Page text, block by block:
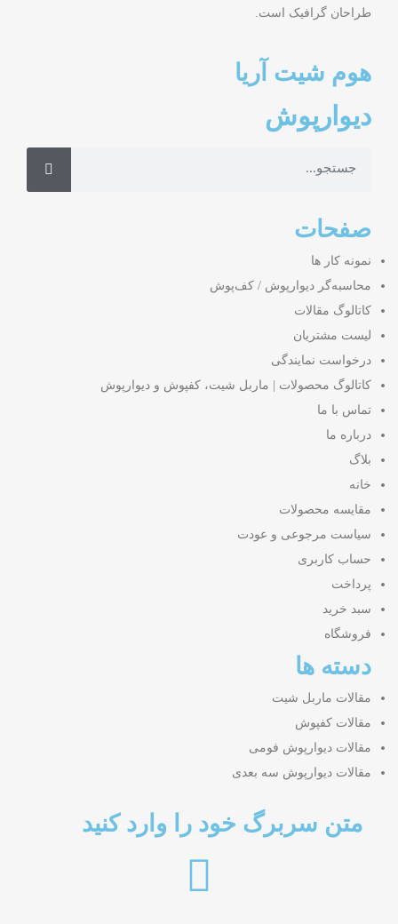
طراحان گرافیک است.
هوم شیت آریا
دیوارپوش
صفحات
نمونه کار ها
محاسبه‌گر دیوارپوش / کف‌پوش
کاتالوگ مقالات
لیست مشتریان
درخواست نمایندگی
کاتالوگ محصولات | ماربل شیت، کفپوش و دیوارپوش
تماس با ما
درباره ما
بلاگ
خانه
مقایسه محصولات
سیاست مرجوعی و عودت
حساب کاربری
پرداخت
سبد خرید
فروشگاه
دسته ها
مقالات ماربل شیت
مقالات کفپوش
مقالات دیوارپوش فومی
مقالات دیوارپوش سه بعدی
متن سربرگ خود را وارد کنید